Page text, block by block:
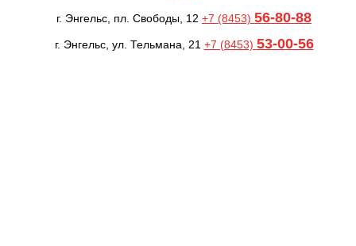
г. Энгельс, пл. Свободы, 12 +7 (8453) 56-80-88
г. Энгельс, ул. Тельмана, 21 +7 (8453) 53-00-56